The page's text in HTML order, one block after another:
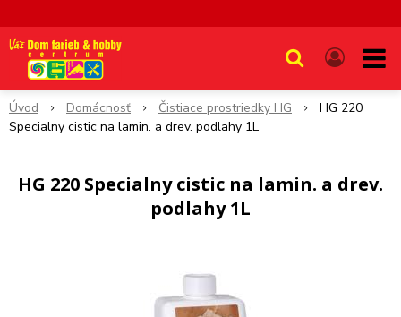
Úvod Domácnosť Čistiace prostriedky HG
HG 220
Specialny cistic na lamin. a drev. podlahy 1L
HG 220 Specialny cistic na lamin. a drev.
podlahy 1L